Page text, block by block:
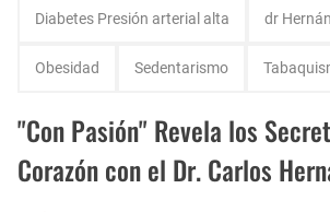
Diabetes Presión arterial alta dr
Obesidad Sedentarismo
"Con Pasión" Revela los
Corazón con el Dr. Carlos